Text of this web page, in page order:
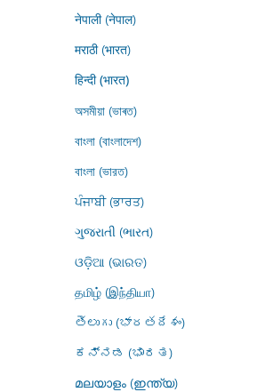
नेपाली (नेपाल)
मराठी (भारत)
हिन्दी (भारत)
অসমীয়া (ভাৰত)
বাংলা (বাংলাদেশ)
বাংলা (ভারত)
ਪੰਜਾਬੀ (ਭਾਰਤ)
ગુજરાતી (ભારત)
ଓଡ଼ିଆ (ଭାରତ)
தமிழ் (இந்தியா)
తెలుగు (భారతదేశం)
ಕನ್ನಡ (ಭಾರತ)
മലയാളം (ഇന്ത്യ)